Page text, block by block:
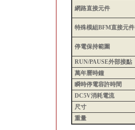
網路直接元件
特殊模組BFM直接元件
停電保持範圍
RUN/PAUSE外部接點
萬年曆時鐘
瞬時停電容許時間
DC5V消耗電流
尺寸
重量